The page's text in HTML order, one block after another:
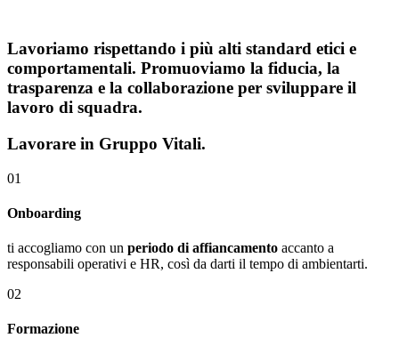
Lavoriamo rispettando i più alti standard etici e
comportamentali. Promuoviamo la fiducia, la
trasparenza e la collaborazione per sviluppare il
lavoro di squadra.
Lavorare in Gruppo Vitali.
01
Onboarding
ti accogliamo con un periodo di affiancamento accanto a
responsabili operativi e HR, così da darti il tempo di ambientarti.
02
Formazione